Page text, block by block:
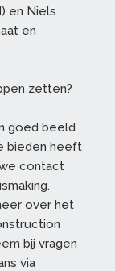
en Niels
en
zetten?
goed beeld
bieden heeft
contact
over het
bij vragen
via